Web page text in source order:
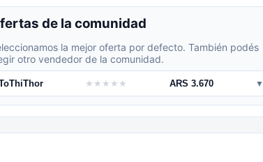
de la comunidad
la mejor oferta por defecto. También podés
otro vendedor de la comunidad.
★ ★ ★ ★ ★ ARS 3.670 ▼